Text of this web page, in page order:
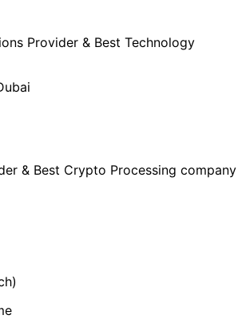
Best Payment Solutions Provider &
Wiki Finance Expo Dubai
Best Liquidity Provider & Best
Best Founder (Fintech)
Fazzaco Hall of Fame